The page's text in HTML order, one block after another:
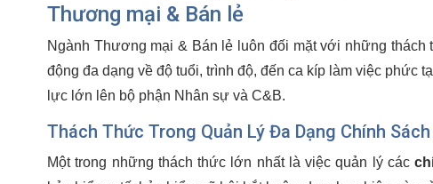
Thương mại & Bán lẻ
Ngành Thương mại & Bán lẻ luôn đối mặt với những
động đa dạng về độ tuổi, trình độ, đến ca kíp làm việc phức
lực lớn lên bộ phận Nhân sự và C&B.
Thách Thức Trong Quản Lý Đa Dạng Chính
Một trong những thách thức lớn nhất là việc quản lý các